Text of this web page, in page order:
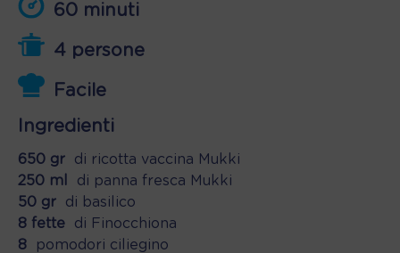
60 minuti
4 persone
Facile
Ingredienti
650 gr
di ricotta vaccina Mukki
250 ml
di panna fresca Mukki
50 gr
di basilico
8 fette
di Finocchiona
8
pomodori ciliegino